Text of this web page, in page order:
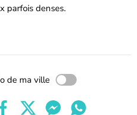
parfois denses.
de ma ville